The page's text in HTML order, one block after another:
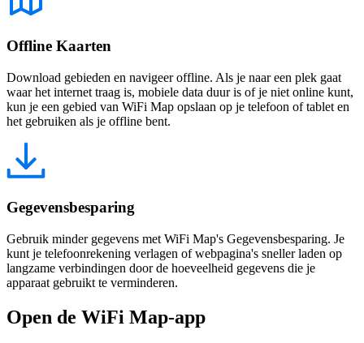
Offline Kaarten
Download gebieden en navigeer offline. Als je naar een plek gaat
waar het internet traag is, mobiele data duur is of je niet online kunt,
kun je een gebied van WiFi Map opslaan op je telefoon of tablet en
het gebruiken als je offline bent.
Gegevensbesparing
Gebruik minder gegevens met WiFi Map's Gegevensbesparing. Je
kunt je telefoonrekening verlagen of webpagina's sneller laden op
langzame verbindingen door de hoeveelheid gegevens die je
apparaat gebruikt te verminderen.
Open de WiFi Map-app